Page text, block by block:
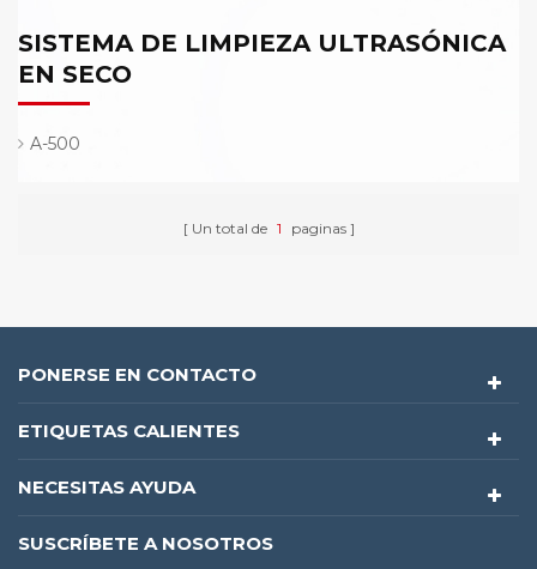
SISTEMA DE LIMPIEZA ULTRASÓNICA
EN SECO
A-500
Un total de 1 paginas
PONERSE EN CONTACTO
ETIQUETAS CALIENTES
NECESITAS AYUDA
SUSCRÍBETE A NOSOTROS